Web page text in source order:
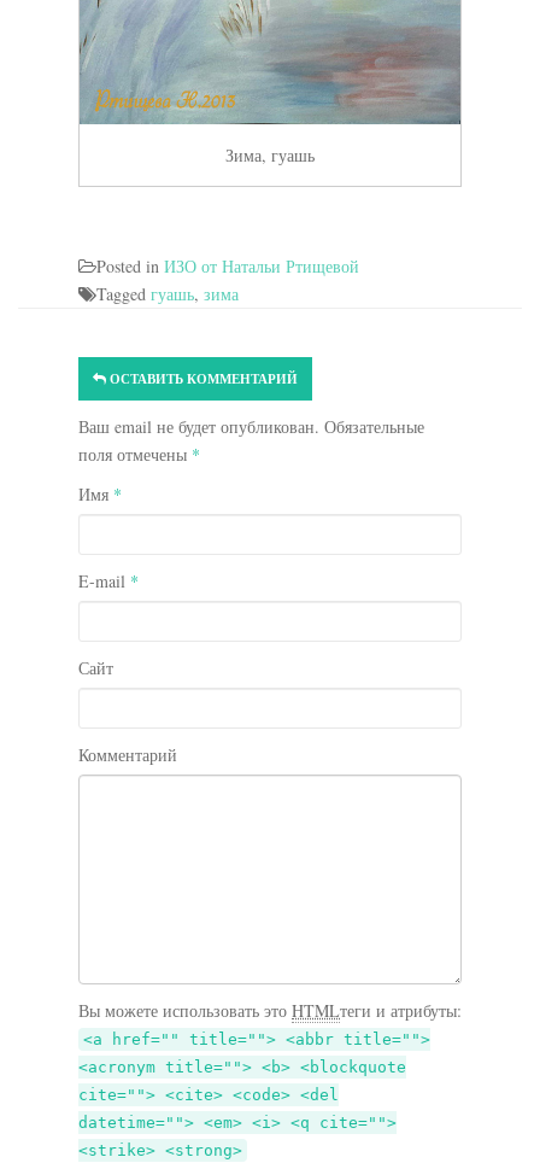
Зима, гуашь
Posted in ИЗО от Натальи Ртищевой
Tagged гуашь, зима
ОСТАВИТЬ КОММЕНТАРИЙ
Ваш email не будет опубликован. Обязательные
поля отмечены *
Имя *
E-mail *
Сайт
Комментарий
Вы можете использовать это HTMLтеги и атрибуты:
<a href="" title=""> <abbr title="">
<acronym title=""> <b> <blockquote
cite=""> <cite> <code> <del
datetime=""> <em> <i> <q cite="">
<strike> <strong>